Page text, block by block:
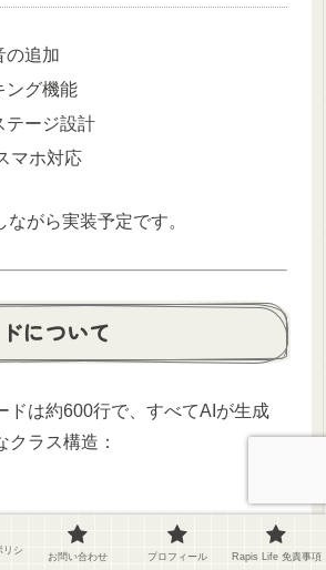
の追加
ング機能
テージ設計
マホ対応
がら実装予定です。
について
ドは約600行で、すべてAIが生成
クラス構造：
{
リシ
お問い合わせ プロフィール Rapis Life 免責事項